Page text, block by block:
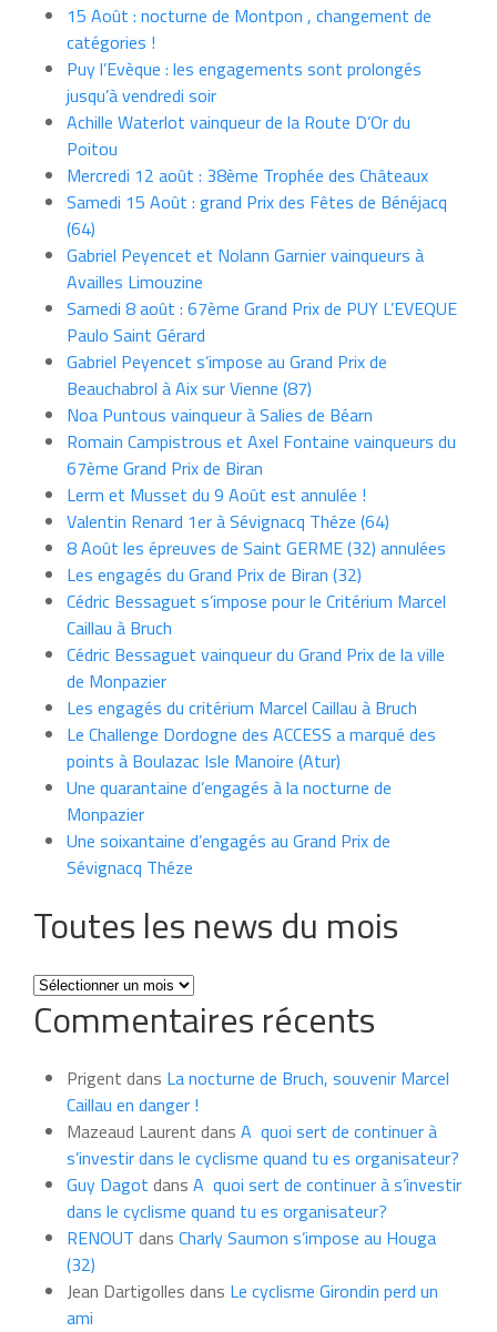
15 Août : nocturne de Montpon , changement de
catégories !
Puy l’Evèque : les engagements sont prolongés
jusqu’à vendredi soir
Achille Waterlot vainqueur de la Route D’Or du
Poitou
Mercredi 12 août : 38ème Trophée des Châteaux
Samedi 15 Août : grand Prix des Fêtes de Bénéjacq
(64)
Gabriel Peyencet et Nolann Garnier vainqueurs à
Availles Limouzine
Samedi 8 août : 67ème Grand Prix de PUY L’EVEQUE
Paulo Saint Gérard
Gabriel Peyencet s’impose au Grand Prix de
Beauchabrol à Aix sur Vienne (87)
Noa Puntous vainqueur à Salies de Béarn
Romain Campistrous et Axel Fontaine vainqueurs du
67ème Grand Prix de Biran
Lerm et Musset du 9 Août est annulée !
Valentin Renard 1er à Sévignacq Théze (64)
8 Août les épreuves de Saint GERME (32) annulées
Les engagés du Grand Prix de Biran (32)
Cédric Bessaguet s’impose pour le Critérium Marcel
Caillau à Bruch
Cédric Bessaguet vainqueur du Grand Prix de la ville
de Monpazier
Les engagés du critérium Marcel Caillau à Bruch
Le Challenge Dordogne des ACCESS a marqué des
points à Boulazac Isle Manoire (Atur)
Une quarantaine d’engagés à la nocturne de
Monpazier
Une soixantaine d’engagés au Grand Prix de
Sévignacq Théze
Toutes les news du mois
Toutes
les
news
mois
Commentaires récents
Prigent dans La nocturne de Bruch, souvenir Marcel
Caillau en danger !
Mazeaud Laurent dans A quoi sert de continuer à
s’investir dans le cyclisme quand tu es organisateur?
Guy Dagot dans A quoi sert de continuer à s’investir
dans le cyclisme quand tu es organisateur?
RENOUT dans Charly Saumon s’impose au Houga
(32)
Jean Dartigolles dans Le cyclisme Girondin perd un
ami